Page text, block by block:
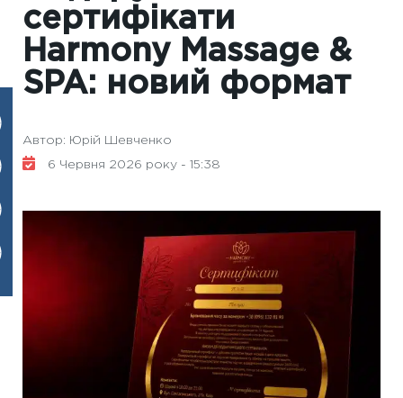
сертифікати
Harmony Massage &
SPA: новий формат
Автор: Юрій Шевченко
6 Червня 2026 року - 15:38